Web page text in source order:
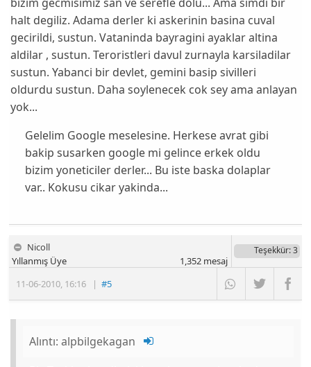
halt degiliz. Adama derler ki askerinin basina cuval
gecirildi, sustun. Vataninda bayragini ayaklar altina
aldilar , sustun. Teroristleri davul zurnayla karsiladilar
sustun. Yabanci bir devlet, gemini basip sivilleri
oldurdu sustun. Daha soylenecek cok sey ama anlayan
yok...
Gelelim Google meselesine. Herkese avrat gibi
bakip susarken google mi gelince erkek oldu
bizim yoneticiler derler... Bu iste baska dolaplar
var.. Kokusu cikar yakinda...
Nicoll
11-06-2010 16:16 |#5
Yıllanmış Üye
Teşekkür: 3
1,352mesaj
Alıntı:alpbilgekagan